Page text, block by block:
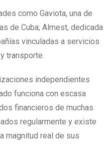
como Gaviota, una de
de Cuba; Almest, dedicada
vinculadas a servicios
transporte.
independientes
funciona con escasa
financieros de muchas
regularmente y existe
magnitud real de sus